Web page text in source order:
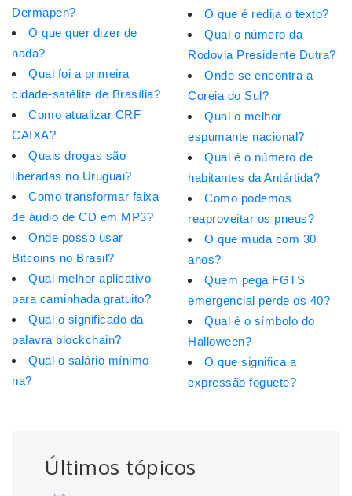
Últimos tópicos
Dermapen?
O que quer dizer de
nada?
Qual foi a primeira
cidade-satélite de Brasília?
Como atualizar CRF
CAIXA?
Quais drogas são
liberadas no Uruguai?
Como transformar faixa
de áudio de CD em MP3?
Onde posso usar
Bitcoins no Brasil?
Qual melhor aplicativo
para caminhada gratuito?
Qual o significado da
palavra blockchain?
Qual o salário mínimo
na?
O que é redija o texto?
Qual o número da
Rodovia Presidente Dutra?
Onde se encontra a
Coreia do Sul?
Qual o melhor
espumante nacional?
Qual é o número de
habitantes da Antártida?
Como podemos
reaproveitar os pneus?
O que muda com 30
anos?
Quem pega FGTS
emergencial perde os 40?
Qual é o símbolo do
Halloween?
O que significa a
expressão foguete?